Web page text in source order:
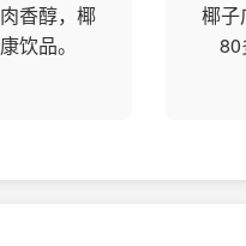
香醇，椰
饮品。
椰子
80